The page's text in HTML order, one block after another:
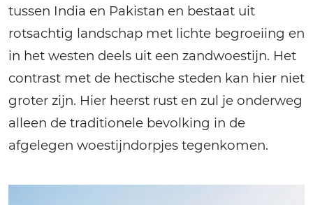
tussen India en Pakistan en bestaat uit
rotsachtig landschap met lichte begroeiing en
in het westen deels uit een zandwoestijn. Het
contrast met de hectische steden kan hier niet
groter zijn. Hier heerst rust en zul je onderweg
alleen de traditionele bevolking in de
afgelegen woestijndorpjes tegenkomen.